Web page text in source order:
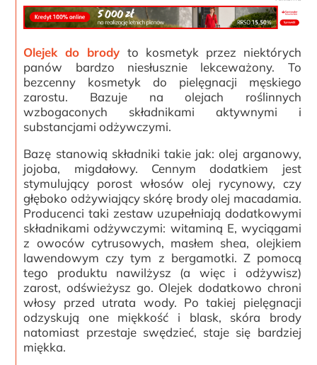
Olejek do brody to kosmetyk przez niektórych
panów bardzo niesłusznie lekceważony. To
bezcenny kosmetyk do pielęgnacji męskiego
zarostu. Bazuje na olejach roślinnych
wzbogaconych składnikami aktywnymi i
substancjami odżywczymi.
Bazę stanowią składniki takie jak: olej arganowy,
jojoba, migdałowy. Cennym dodatkiem jest
stymulujący porost włosów olej rycynowy, czy
głęboko odżywiający skórę brody olej macadamia.
Producenci taki zestaw uzupełniają dodatkowymi
składnikami odżywczymi: witaminą E, wyciągami
z owoców cytrusowych, masłem shea, olejkiem
lawendowym czy tym z bergamotki. Z pomocą
tego produktu nawilżysz (a więc i odżywisz)
zarost, odświeżysz go. Olejek dodatkowo chroni
włosy przed utrata wody. Po takiej pielęgnacji
odzyskują one miękkość i blask, skóra brody
natomiast przestaje swędzieć, staje się bardziej
miękka.